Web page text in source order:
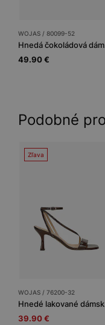
WOJAS / 80099-52
49.90 €
Podobné
Zľava
WOJAS / 76200-32
39.90 €